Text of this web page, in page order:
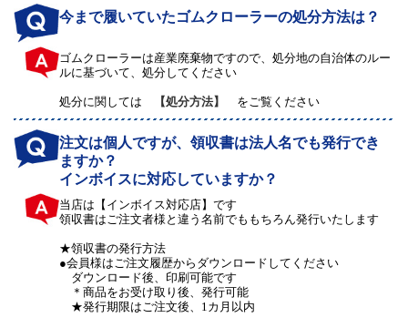
今まで履いていたゴムクローラーの処分方法は？
ゴムクローラーは産業廃棄物ですので、処分地の自治体のルー
ルに基づいて、処分してください
処分に関しては 【処分方法】 をご覧ください
注文は個人ですが、領収書は法人名でも発行でき
ますか？
インボイスに対応していますか？
当店は【インボイス対応店】です
領収書はご注文者様と違う名前でももちろん発行いたします
★領収書の発行方法
●会員様はご注文履歴からダウンロードしてください
ダウンロード後、印刷可能です
＊商品をお受け取り後、発行可能
★発行期限はご注文後、1カ月以内